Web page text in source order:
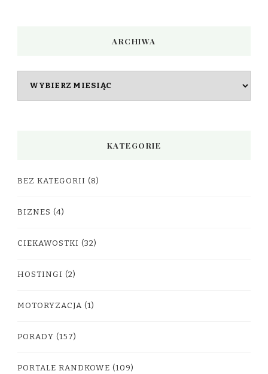
ARCHIWA
KATEGORIE
BEZ KATEGORII (8)
BIZNES (4)
CIEKAWOSTKI (32)
HOSTINGI (2)
MOTORYZACJA (1)
PORADY (157)
PORTALE RANDKOWE (109)